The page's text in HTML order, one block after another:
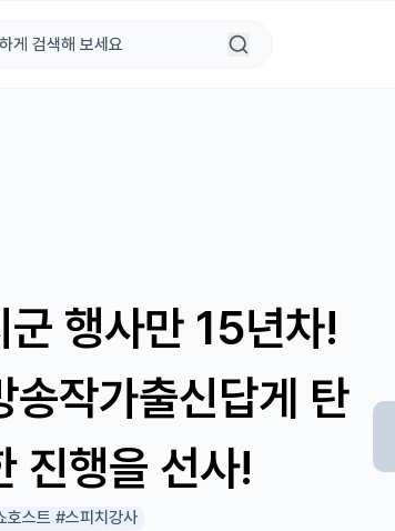
행사만 15년차!
작가출신답게 탄
진행을 선사!
스트 #스피치강사